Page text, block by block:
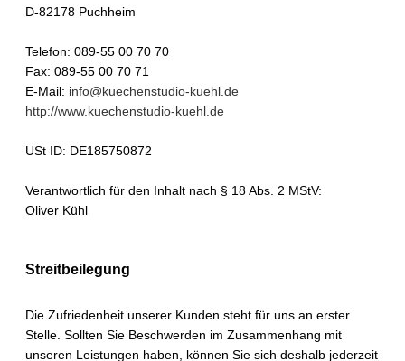
D-82178 Puchheim
Telefon: 089-55 00 70 70
Fax: 089-55 00 70 71
E-Mail: info@kuechenstudio-kuehl.de
http://www.kuechenstudio-kuehl.de
USt ID: DE185750872
Verantwortlich für den Inhalt nach § 18 Abs. 2 MStV:
Oliver Kühl
Streitbeilegung
Die Zufriedenheit unserer Kunden steht für uns an erster
Stelle. Sollten Sie Beschwerden im Zusammenhang mit
unseren Leistungen haben, können Sie sich deshalb jederzeit